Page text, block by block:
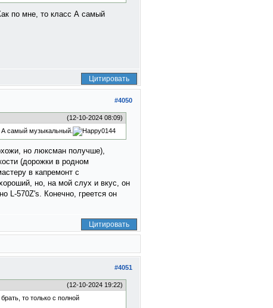
по мне, то класс А самый
Цитировать
#4050
(12-10-2024 08:09)
А самый музыкальный.
но люксман получше),
(дорожки в родном
в капремонт с
но, на мой слух и вкус, он
L-570Z's. Конечно, греется он
Цитировать
#4051
(12-10-2024 19:22)
то только с полной